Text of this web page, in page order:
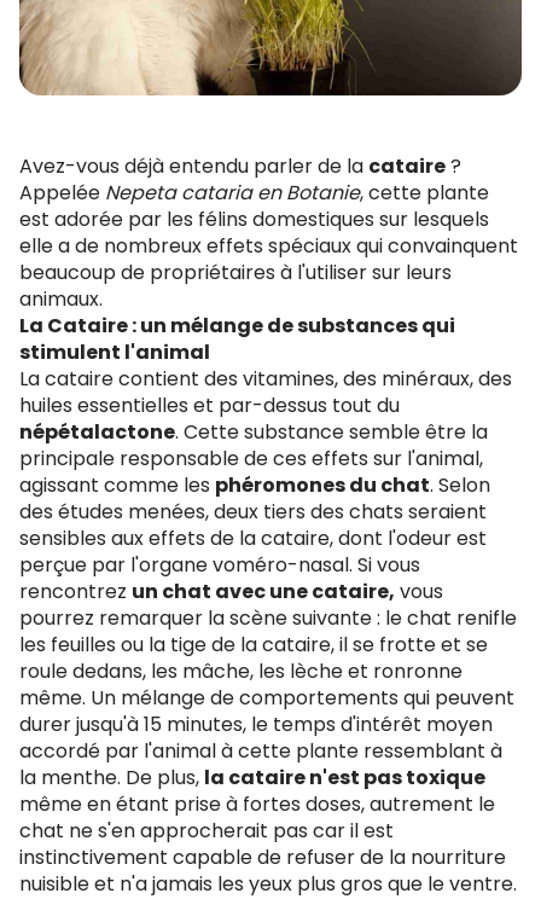
Avez-vous déjà entendu parler de la cataire?
Appelée Nepeta cataria en Botanie, cette plante
est adorée par les félins domestiques sur lesquels
elle a de nombreux effets spéciaux qui convainquent
beaucoup de propriétaires à l'utiliser sur leurs
animaux.
La Cataire : un mélange de substances qui
stimulent l'animal
La cataire contient des vitamines, des minéraux, des
huiles essentielles et par-dessus tout du
népétalactone. Cette substance semble être la
principale responsable de ces effets sur l'animal,
agissant comme les phéromones du chat. Selon
des études menées, deux tiers des chats seraient
sensibles aux effets de la cataire, dont l'odeur est
perçue par l'organe voméro-nasal. Si vous
rencontrez un chat avec une cataire, vous
pourrez remarquer la scène suivante : le chat renifle
les feuilles ou la tige de la cataire, il se frotte et se
roule dedans, les mâche, les lèche et ronronne
même. Un mélange de comportements qui peuvent
durer jusqu'à 15 minutes, le temps d'intérêt moyen
accordé par l'animal à cette plante ressemblant à
la menthe. De plus, la cataire n'est pas toxique
même en étant prise à fortes doses, autrement le
chat ne s'en approcherait pas car il est
instinctivement capable de refuser de la nourriture
nuisible et n'a jamais les yeux plus gros que le ventre.